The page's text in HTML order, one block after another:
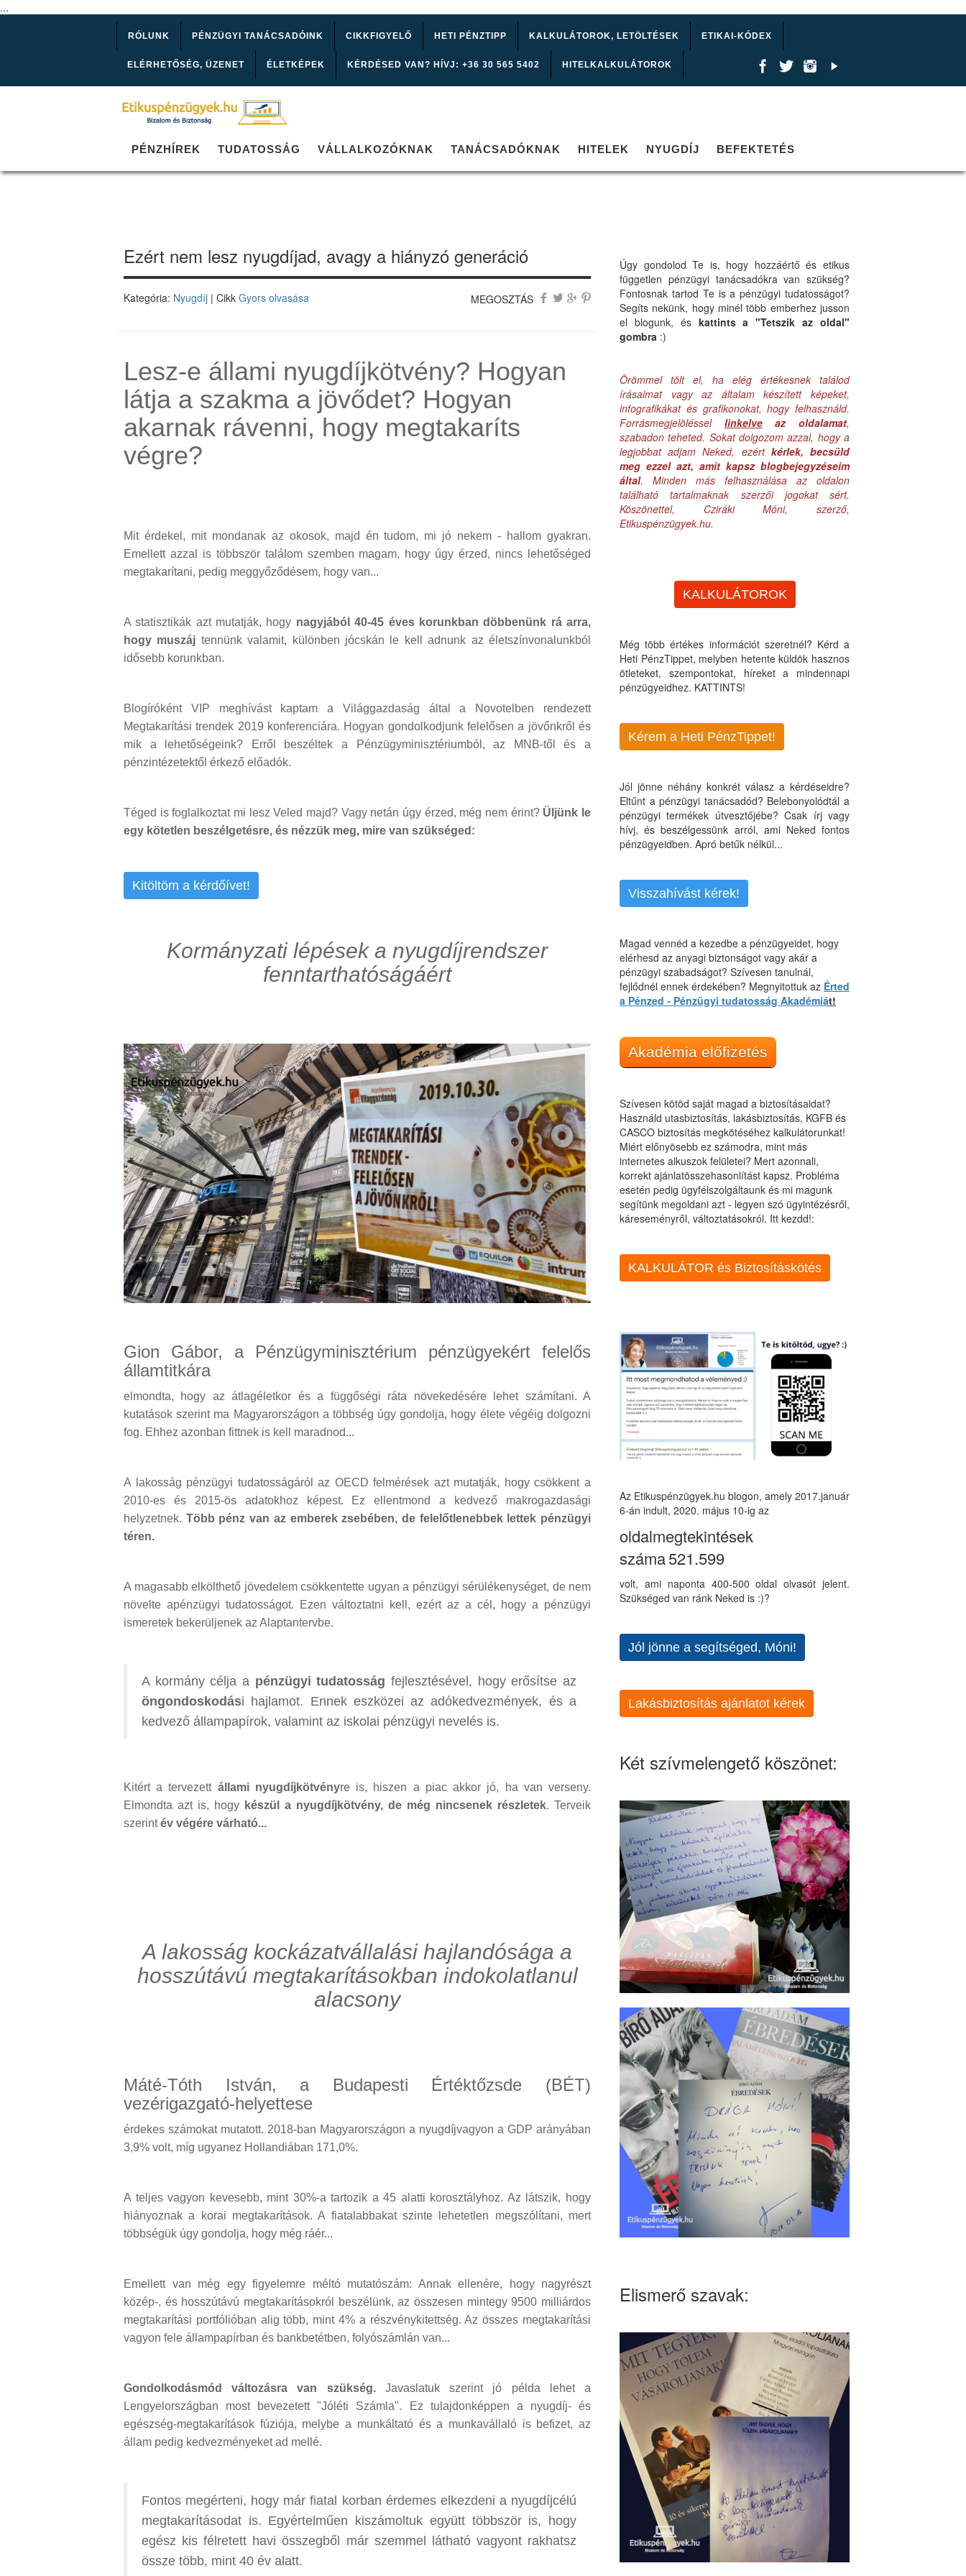
...
RÓLUNK PÉNZÜGYI TANÁCSADÓINK CIKKFIGYELŐ HETI PÉNZTIPP KALKULÁTOROK, LETÖLTÉSEK ETIKAI-KÓDEX
ELÉRHETŐSÉG, ÜZENET ÉLETKÉPEK KÉRDÉSED VAN? HÍVJ: +36 30 565 5402 HITELKALKULÁTOROK
PÉNZHÍREK TUDATOSSÁG VÁLLALKOZÓKNAK TANÁCSADÓKNAK HITELEK NYUGDÍJ BEFEKTETÉS
Ezért nem lesz nyugdíjad, avagy a hiányzó generáció
Kategória: Nyugdíj | Cikk Gyors olvasása MEGOSZTÁS
Lesz-e állami nyugdíjkötvény? Hogyan
látja a szakma a jövődet? Hogyan
akarnak rávenni, hogy megtakaríts
végre?
Mit érdekel, mit mondanak az okosok, majd én tudom, mi jó nekem - hallom gyakran.
Emellett azzal is többször találom szemben magam, hogy úgy érzed, nincs lehetőséged
megtakarítani, pedig meggyőződésem, hogy van...
A statisztikák azt mutatják, hogy nagyjából 40-45 éves korunkban döbbenünk rá arra,
hogy muszáj tennünk valamit, különben jócskán le kell adnunk az életszínvonalunkból
idősebb korunkban.
Blogíróként VIP meghívást kaptam a Világgazdaság által a Novotelben rendezett
Megtakarítási trendek 2019 konferenciára. Hogyan gondolkodjunk felelősen a jövőnkről és
mik a lehetőségeink? Erről beszéltek a Pénzügyminisztériumból, az MNB-től és a
pénzintézetektől érkező előadók.
Téged is foglalkoztat mi lesz Veled majd? Vagy netán úgy érzed, még nem érint? Üljünk le
egy kötetlen beszélgetésre, és nézzük meg, mire van szükséged:
Kitöltöm a kérdőívet!
Kormányzati lépések a nyugdíjrendszer
fenntarthatóságáért
Gion Gábor, a Pénzügyminisztérium pénzügyekért felelős
államtitkára
elmondta, hogy az átlagéletkor és a függőségi ráta növekedésére lehet számítani. A
kutatások szerint ma Magyarországon a többség úgy gondolja, hogy élete végéig dolgozni
fog. Ehhez azonban fittnek is kell maradnod...
A lakosság pénzügyi tudatosságáról az OECD felmérések azt mutatják, hogy csökkent a
2010-es és 2015-ös adatokhoz képest. Ez ellentmond a kedvező makrogazdasági
helyzetnek. Több pénz van az emberek zsebében, de felelőtlenebbek lettek pénzügyi
téren.
A magasabb elkölthető jövedelem csökkentette ugyan a pénzügyi sérülékenységet, de nem
növelte apénzügyi tudatosságot. Ezen változtatni kell, ezért az a cél, hogy a pénzügyi
ismeretek bekerüljenek az Alaptantervbe.
A kormány célja a pénzügyi tudatosság fejlesztésével, hogy erősítse az
öngondoskodási hajlamot. Ennek eszközei az adókedvezmények, és a
kedvező állampapírok, valamint az iskolai pénzügyi nevelés is.
Kitért a tervezett állami nyugdíjkötvényre is, hiszen a piac akkor jó, ha van verseny.
Elmondta azt is, hogy készül a nyugdíjkötvény, de még nincsenek részletek. Terveik
szerintév végére várható...
A lakosság kockázatvállalási hajlandósága a
hosszútávú megtakarításokban indokolatlanul
alacsony
Máté-Tóth István, a Budapesti Értéktőzsde (BÉT)
vezérigazgató-helyettese
érdekes számokat mutatott. 2018-ban Magyarországon a nyugdíjvagyon a GDP arányában
3,9% volt, míg ugyanez Hollandiában 171,0%.
A teljes vagyon kevesebb, mint 30%-a tartozik a 45 alatti korosztályhoz. Az látszik, hogy
hiányoznak a korai megtakarítások. A fiatalabbakat szinte lehetetlen megszólítani, mert
többségük úgy gondolja, hogy még ráér...
Emellett van még egy figyelemre méltó mutatószám: Annak ellenére, hogy nagyrészt
közép-, és hosszútávú megtakarításokról beszélünk, az összesen mintegy 9500 milliárdos
megtakarítási portfólióban alig több, mint 4% a részvénykitettség. Az összes megtakarítási
vagyon fele állampapírban és bankbetétben, folyószámlán van...
Gondolkodásmód változásra van szükség.Javaslatuk szerint jó példa lehet a
Lengyelországban most bevezetett "Jóléti Számla". Ez tulajdonképpen a nyugdíj- és
egészség-megtakarítások fúziója, melybe a munkáltató és a munkavállaló is befizet, az
állam pedig kedvezményeket ad mellé.
Fontos megérteni, hogy már fiatal korban érdemes elkezdeni a nyugdíjcélú
megtakarításodat is. Egyértelműen kiszámoltuk együtt többször is, hogy
egész kis félretett havi összegből már szemmel látható vagyont rakhatsz
össze több, mint 40 év alatt.
Úgy gondolod Te is, hogy hozzáértő és etikus
független pénzügyi tanácsadókra van szükség?
Fontosnak tartod Te is a pénzügyi tudatosságot?
Segíts nekünk, hogy minél több emberhez jusson
el blogunk, és kattints a "Tetszik az oldal"
gombra :)
Örömmel tölt el, ha elég értékesnek találod
írásaimat vagy az általam készített képeket,
infografikákat és grafikonokat, hogy felhasználd.
Forrásmegjelöléssel linkelveaz oldalamat,
szabadon teheted. Sokat dolgozom azzal, hogy a
legjobbat adjam Neked, ezért kérlek, becsüld
meg ezzel azt, amit kapsz blogbejegyzéseim
által. Minden más felhasználása az oldalon
található tartalmaknak szerzői jogokat sért.
Köszönettel, Cziráki Móni, szerző,
Etikuspénzügyek.hu.
KALKULÁTOROK
Még több értékes információt szeretnél? Kérd a
Heti PénzTippet, melyben hetente küldök hasznos
ötleteket, szempontokat, híreket a mindennapi
pénzügyeidhez. KATTINTS!
Kérem a Heti PénzTippet!
Jól jönne néhány konkrét válasz a kérdéseidre?
Eltűnt a pénzügyi tanácsadód? Belebonyolódtál a
pénzügyi termékek útvesztőjébe? Csak írj vagy
hívj, és beszélgessünk arról, ami Neked fontos
pénzügyeidben. Apró betűk nélkül...
Visszahívást kérek!
Magad vennéd a kezedbe a pénzügyeidet, hogy
elérhesd az anyagi biztonságot vagy akár a
pénzügyi szabadságot? Szívesen tanulnál,
fejlődnél ennek érdekében? Megnyitottuk az Érted
a Pénzed - Pénzügyi tudatosság Akadémiát!
Akadémia előfizetés
Szívesen kötöd saját magad a biztosításaidat?
Használd utasbiztosítás, lakásbiztosítás, KGFB és
CASCO biztosítás megkötéséhez kalkulátorunkat!
Miért előnyösebb ez számodra, mint más
internetes alkuszok felületei? Mert azonnali,
korrekt ajánlatösszehasonlítást kapsz. Probléma
esetén pedig ügyfélszolgáltaunk és mi magunk
segítünk megoldani azt - legyen szó ügyintézésről,
káreseményről, változtatásokról. Itt kezdd!:
KALKULÁTOR és Biztosításkötés
Az Etikuspénzügyek.hu blogon, amely 2017.január
6-án indult, 2020. május 10-ig az
oldalmegtekintések
száma521.599
volt, ami naponta 400-500 oldal olvasót jelent.
Szükséged van ránk Neked is :)?
Jól jönne a segítséged, Móni!
Lakásbiztosítás ajánlatot kérek
Két szívmelengető köszönet:
Elismerő szavak: